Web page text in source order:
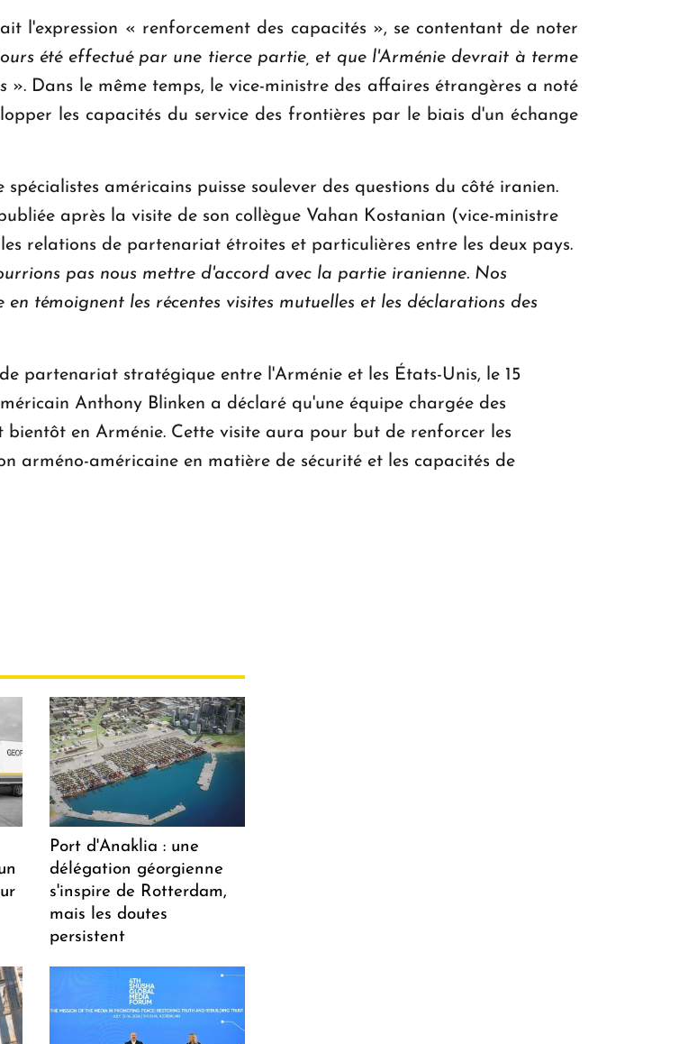
l'expression « renforcement des capacités », se contentant de noter
été effectué par une tierce partie, et que l'Arménie devrait à terme
». Dans le même temps, le vice-ministre des affaires étrangères a noté
les capacités du service des frontières par le biais d'un échange
américains puisse soulever des questions du côté iranien.
après la visite de son collègue Vahan Kostanian (vice-ministre
relations de partenariat étroites et particulières entre les deux pays.
pas nous mettre d'accord avec la partie iranienne. Nos
témoignent les récentes visites mutuelles et les déclarations des
partenariat stratégique entre l'Arménie et les États-Unis, le 15
Anthony Blinken a déclaré qu'une équipe chargée des
en Arménie. Cette visite aura pour but de renforcer les
arméno-américaine en matière de sécurité et les capacités de
Port d'Anaklia : une
délégation géorgienne
s'inspire de Rotterdam,
mais les doutes
persistent